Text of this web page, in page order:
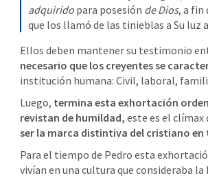
adquirido para posesión de Dios, a fin
que los llamó de las tinieblas a Su luz
Ellos deben mantener su testimonio
necesario que los creyentes se
institución humana: Civil, laboral,
Luego, termina esta exhortación
revistan de humildad, este es el clímax
ser la marca distintiva del cristiano en
Para el tiempo de Pedro esta
vivían en una cultura que consideraba